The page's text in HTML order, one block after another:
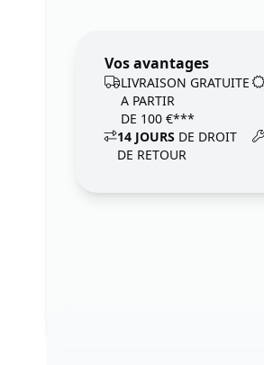
Vos avantages
LIVRAISON GRATUITE
A PARTIR
DE 100 €***
14 JOURS DE DROIT
DE RETOUR